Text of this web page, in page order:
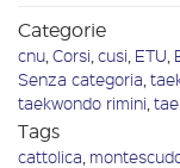
Categorie
cnu Corsi cusi ETU
Senza categoria
taekwondo rimini
Tags
cattolica